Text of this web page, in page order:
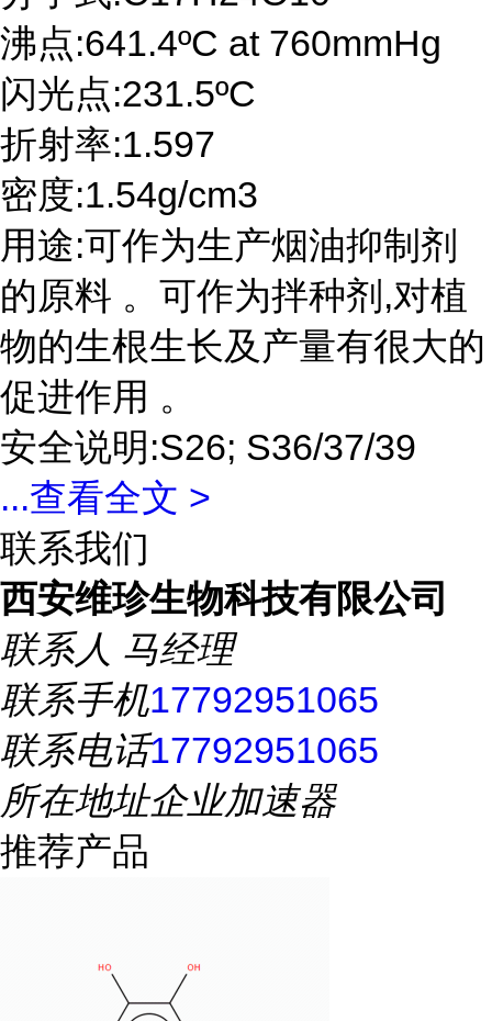
沸点:641.4ºC at 760mmHg
闪光点:231.5ºC
折射率:1.597
密度:1.54g/cm3
用途:可作为生产烟油抑制剂
的原料 。可作为拌种剂,对植
物的生根生长及产量有很大的
促进作用 。
安全说明:S26; S36/37/39
...查看全文 >
联系我们
西安维珍生物科技有限公司
联系人 马经理
联系手机17792951065
联系电话17792951065
所在地址企业加速器
推荐产品